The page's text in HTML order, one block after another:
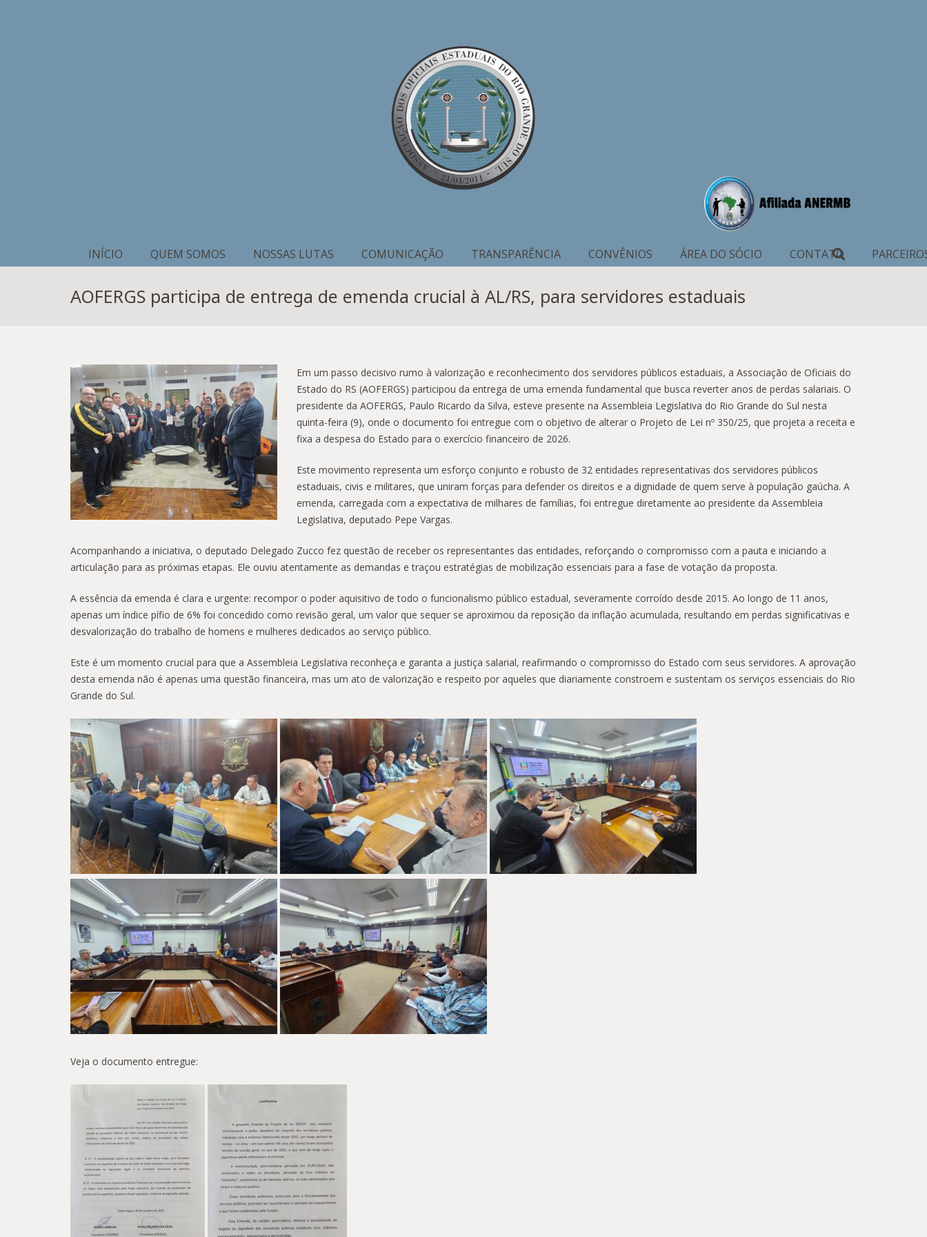
INÍCIO QUEM SOMOS NOSSAS LUTAS COMUNICAÇÃO TRANSPARÊNCIA CONVÊNIOS ÁREA DO SÓCIO CONTATO
AOFERGS participa de entrega de emenda crucial à AL/RS, para servidores estaduais
Em um passo decisivo rumo à valorização e reconhecimento dos servidores públicos estaduais, a Associação de Oficiais do
Estado do RS (AOFERGS) participou da entrega de uma emenda fundamental que busca reverter anos de perdas salariais. O
presidente da AOFERGS, Paulo Ricardo da Silva, esteve presente na Assembleia Legislativa do Rio Grande do Sul nesta
quinta-feira (9), onde o documento foi entregue com o objetivo de alterar o Projeto de Lei nº 350/25, que projeta a receita e
fixa a despesa do Estado para o exercício financeiro de 2026.
Este movimento representa um esforço conjunto e robusto de 32 entidades representativas dos servidores públicos
estaduais, civis e militares, que uniram forças para defender os direitos e a dignidade de quem serve à população gaúcha. A
emenda, carregada com a expectativa de milhares de famílias, foi entregue diretamente ao presidente da Assembleia
Legislativa, deputado Pepe Vargas.
Acompanhando a iniciativa, o deputado Delegado Zucco fez questão de receber os representantes das entidades, reforçando o compromisso com a pauta e iniciando a
articulação para as próximas etapas. Ele ouviu atentamente as demandas e traçou estratégias de mobilização essenciais para a fase de votação da proposta.
A essência da emenda é clara e urgente: recompor o poder aquisitivo de todo o funcionalismo público estadual, severamente corroído desde 2015. Ao longo de 11 anos,
apenas um índice pífio de 6% foi concedido como revisão geral, um valor que sequer se aproximou da reposição da inflação acumulada, resultando em perdas significativas e
desvalorização do trabalho de homens e mulheres dedicados ao serviço público.
Este é um momento crucial para que a Assembleia Legislativa reconheça e garanta a justiça salarial, reafirmando o compromisso do Estado com seus servidores. A aprovação
desta emenda não é apenas uma questão financeira, mas um ato de valorização e respeito por aqueles que diariamente constroem e sustentam os serviços essenciais do Rio
Grande do Sul.
Veja o documento entregue: